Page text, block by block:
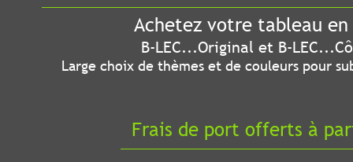
Achetez votre tableau
B-LEC...Original et B-
Large choix de thèmes et de couleurs pour
Frais de port offerts à